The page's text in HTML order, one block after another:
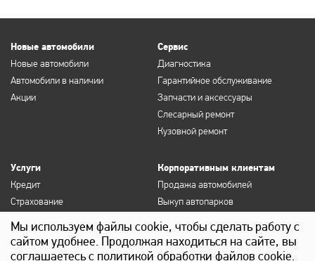
Новые автомобили
Новые автомобили
Автомобили в наличии
Акции
Сервис
Диагностика
Гарантийное обслуживание
Запчасти и аксессуары
Слесарный ремонт
Кузовной ремонт
Услуги
Кредит
Страхование
КАСКО
Выкуп
Корпоративным клиентам
Продажа автомобилей
Выкуп автопарков
Лизинг
Мы используем файлы cookie, чтобы сделать работу с
сайтом удобнее. Продолжая находиться на сайте, вы
соглашаетесь с политикой обработки файлов cookie.